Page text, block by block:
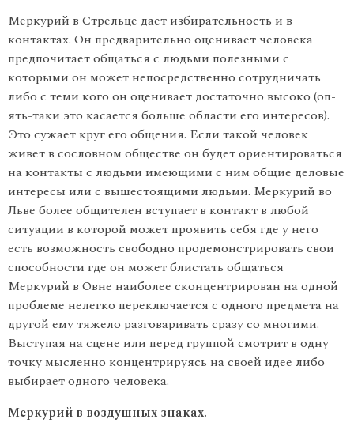
Меркурий в Стрельце дает избирательность и в
контактах. Он предварительно оценивает человека
предпочитает общаться с людьми полезными с
которыми он может непосредственно сот­рудничать
либо с теми кого он оценивает достаточно высоко (оп­
ять-таки это касается больше области его интересов).
Это сужает круг его общения. Если такой человек
живет в сословном обществе он будет ориентироваться
на контакты с людьми имеющими с ним общие деловые
интересы или с вышестоящими людьми. Меркурий во
Льве более общителен вступает в контакт в любой
ситуации в которой может проявить себя где у него
есть возможность свободно продемонстрировать свои
способности где он может блистать общаться
Меркурий в Овне наиболее сконцентрирован на одной
проблеме нелегко переключается с одного предмета на
другой ему тяжело разговаривать сразу со многими.
Выступая на сцене или перед группой смотрит в одну
точку мысленно концентрируясь на своей идее либо
выбирает одного человека.
Меркурий в воздушных знаках.